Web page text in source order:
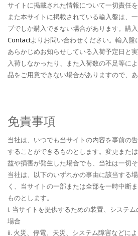
サイトに掲載された情報について一切責任を
また本サイトに掲載されている輸入盤は、
プでしか購入できない場合があります。購入
Contactよりお問い合わせください。輸入
あらかじめお知らせしている入荷予定日と
入荷しなかったり、また入荷数の不足等に
品をご用意できない場合がありますので、
免責事項
当社は、いつでも当サイトの内容を事前の
することができるものとします。変更また
益や損害が発生した場合でも、当社は一切そ
当社は、以下のいずれかの事由に該当する
く、当サイトの一部または全部を一時中断
ものとします。
i. 当サイトを提供するための装置、システ
場合
ii. 火災、停電、天災、システム障害などに